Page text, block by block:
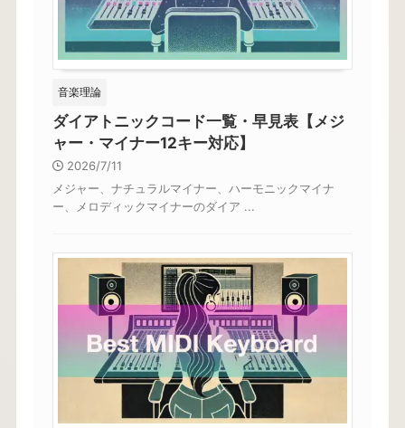
音楽理論
ダイアトニックコード一覧・早見表【メジ
ャー・マイナー12キー対応】
2026/7/11
メジャー、ナチュラルマイナー、ハーモニックマイナ
ー、メロディックマイナーのダイア ...